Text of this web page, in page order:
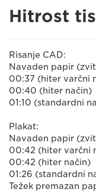
Hitrost
Risanje CAD:
Navaden papir
00:37 (hiter varčni
00:40 (hiter način)
01:10 (standardni
Plakat:
Navaden papir
00:42 (hiter varčni
00:42 (hiter način)
01:26 (standardni
Težek premazan